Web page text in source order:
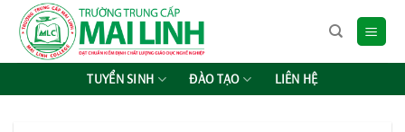
Chuyển
đến
TUYỂN SINH ĐÀO TẠO LIÊN HỆ